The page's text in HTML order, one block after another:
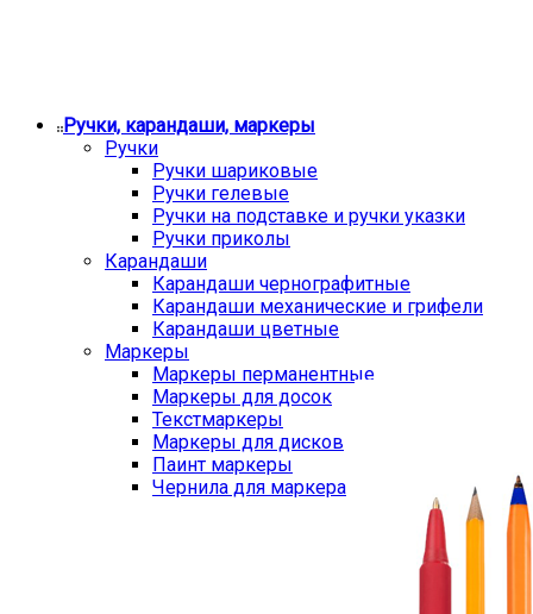
Ручки, карандаши, маркеры
Ручки
Ручки шариковые
Ручки гелевые
Ручки на подставке и ручки указки
Ручки приколы
Карандаши
Карандаши чернографитные
Карандаши механические и грифели
Карандаши цветные
Маркеры
Маркеры перманентные
Маркеры для досок
Текстмаркеры
Маркеры для дисков
Паинт маркеры
Чернила для маркера